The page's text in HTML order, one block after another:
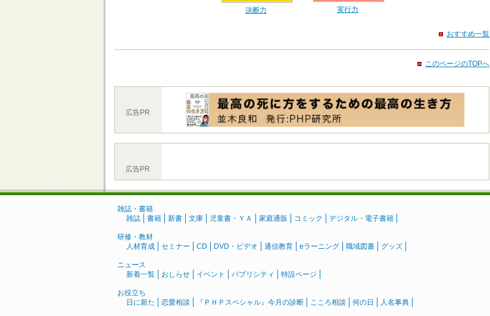
決断力 実行力
おすすめ一覧
このページのTOPへ
広告PR
広告PR
雑誌・書籍
雑誌
書籍 新書 文庫 児童書・ＹＡ 家庭通販 コミック デジタル・電子書籍
研修・教材
人材育成
セミナー CD DVD・ビデオ 通信教育 eラーニング 職域図書 グッズ
ニュース
新着一覧
おしらせ イベント パブリシティ 特設ページ
お役立ち
日に新た
恋愛相談 『ＰＨＰスペシャル』今月の診断 こころ相談 何の日 人名事典